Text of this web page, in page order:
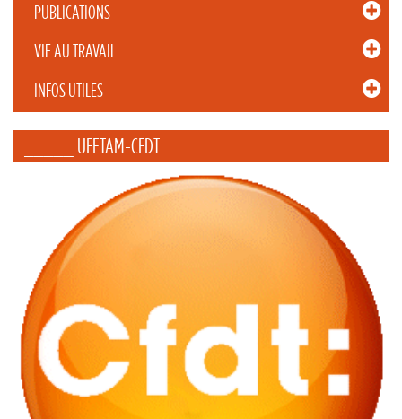
PUBLICATIONS
VIE AU TRAVAIL
INFOS UTILES
_____ UFETAM-CFDT